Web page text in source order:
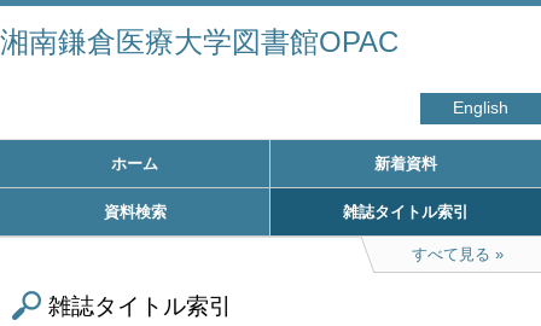
湘南鎌倉医療大学図書館OPAC
English
ホーム 新着資料
資料検索 雑誌タイトル索引
すべて見る
雑誌タイトル索引